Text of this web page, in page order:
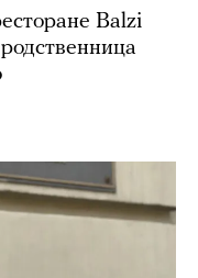
Balzi